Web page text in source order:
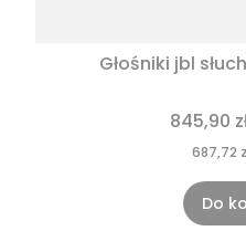
Głośniki jbl
845,90
687,72
Do